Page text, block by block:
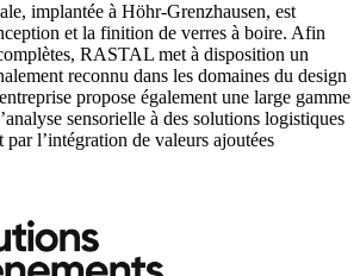
implantée à Höhr-Grenzhausen, est
et la finition de verres à boire. Afin
RASTAL met à disposition un
reconnu dans les domaines du design
propose également une large gamme
sensorielle à des solutions logistiques
par l’intégration de valeurs ajoutées